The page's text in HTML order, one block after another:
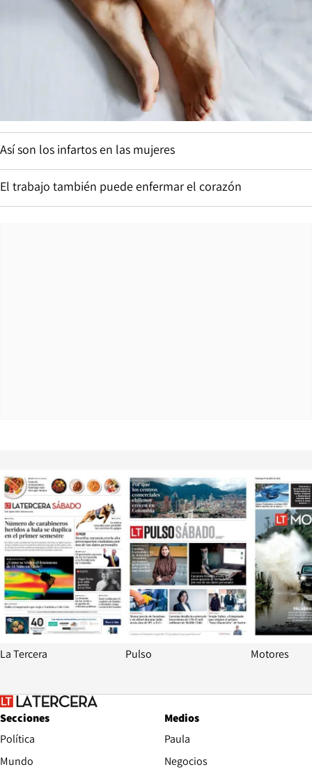
Así son los infartos en las mujeres
El trabajo también puede enfermar el corazón
Opens in new window
La Tercera
Opens in
Pulso Motores
Secciones
Política
Mundo
Medios
Paula
Negocios